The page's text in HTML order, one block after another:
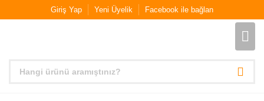
Giriş Yap Yeni Üyelik Facebook ile bağlan